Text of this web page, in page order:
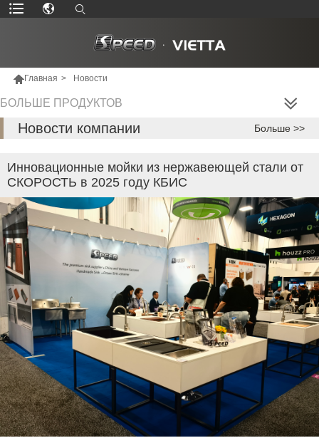
Главная > Hовости
БОЛЬШЕ ПРОДУКТОВ
Новости компании Больше >>
Инновационные мойки из нержавеющей стали от
СКОРОСТЬ в 2025 году КБИС